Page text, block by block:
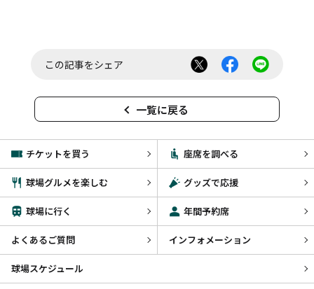
この記事をシェア
一覧に戻る
チケットを買う 座席を調べる
球場グルメを楽しむ グッズで応援
球場に行く 年間予約席
よくあるご質問 インフォメーション
球場スケジュール